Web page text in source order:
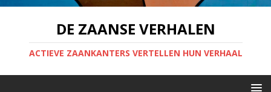
DE ZAANSE VERHALEN
ACTIEVE ZAANKANTERS VERTELLEN HUN VERHAAL